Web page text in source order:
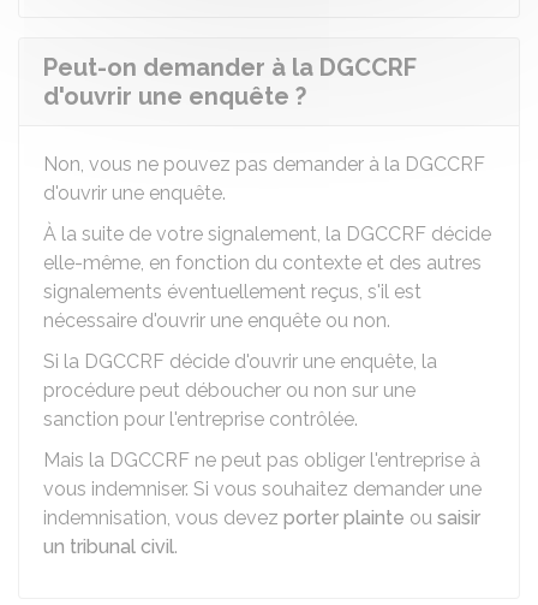
Peut-on demander à la DGCCRF
d'ouvrir une enquête ?
Non, vous ne pouvez pas demander à la DGCCRF
d'ouvrir une enquête.
À la suite de votre signalement, la DGCCRF décide
elle-même, en fonction du contexte et des autres
signalements éventuellement reçus, s'il est
nécessaire d'ouvrir une enquête ou non.
Si la DGCCRF décide d'ouvrir une enquête, la
procédure peut déboucher ou non sur une
sanction pour l'entreprise contrôlée.
Mais la DGCCRF ne peut pas obliger l'entreprise à
vous indemniser. Si vous souhaitez demander une
indemnisation, vous devez porter plainte ou saisir
un tribunal civil.